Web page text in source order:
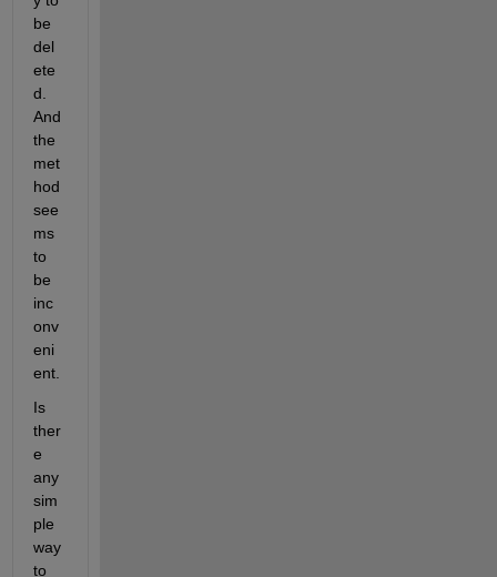
be
del
ete
d.
And
the
met
hod
see
ms
to
be
inc
onv
eni
ent.
Is
ther
e
any
sim
ple
way
to